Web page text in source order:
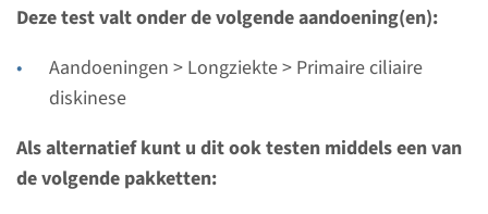
Deze test valt onder de volgende aandoening(en):
Aandoeningen > Longziekte > Primaire ciliaire
diskinese
Als alternatief kunt u dit ook testen middels een van
de volgende pakketten:
CCNO - primaire ciliaire
dyskinesie type 29
Doorlooptijd
Volledige analyse: 8 weken / Gerichte analyse: 4
weken